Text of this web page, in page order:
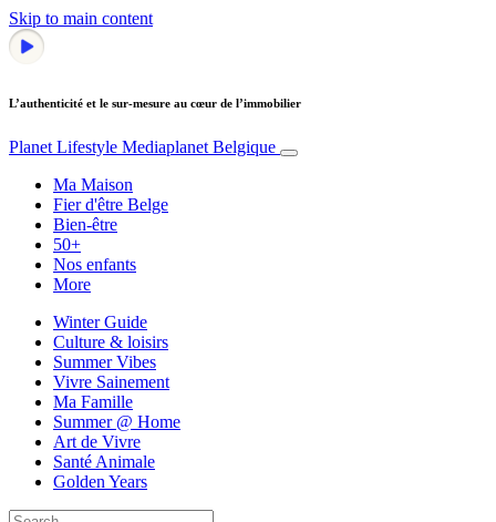
Skip to main content
L’authenticité et le sur-mesure au cœur de l’immobilier
Planet Lifestyle Mediaplanet Belgique
Ma Maison
Fier d'être Belge
Bien-être
50+
Nos enfants
More
Winter Guide
Culture & loisirs
Summer Vibes
Vivre Sainement
Ma Famille
Summer @ Home
Art de Vivre
Santé Animale
Golden Years